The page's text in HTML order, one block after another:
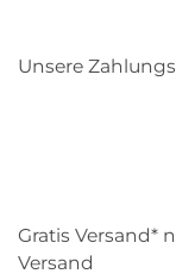
Unsere
Gratis Versand*
Versand